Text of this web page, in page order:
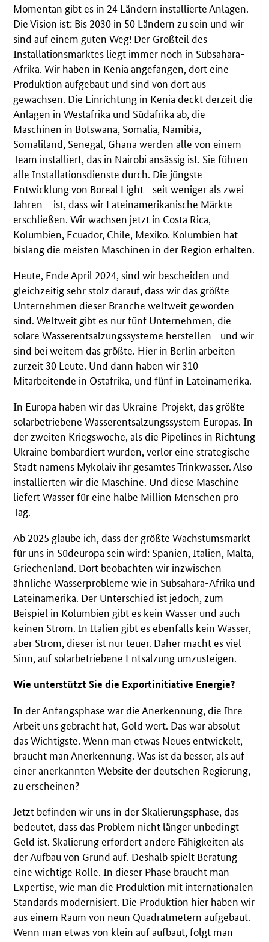
Momentan gibt es in 24 Ländern installierte Anlagen.
Die Vision ist: Bis 2030 in 50 Ländern zu sein und wir
sind auf einem guten Weg! Der Großteil des
Installationsmarktes liegt immer noch in Subsahara-
Afrika. Wir haben in Kenia angefangen, dort eine
Produktion aufgebaut und sind von dort aus
gewachsen. Die Einrichtung in Kenia deckt derzeit die
Anlagen in Westafrika und Südafrika ab, die
Maschinen in Botswana, Somalia, Namibia,
Somaliland, Senegal, Ghana werden alle von einem
Team installiert, das in Nairobi ansässig ist. Sie führen
alle Installationsdienste durch. Die jüngste
Entwicklung von Boreal Light - seit weniger als zwei
Jahren – ist, dass wir Lateinamerikanische Märkte
erschließen. Wir wachsen jetzt in Costa Rica,
Kolumbien, Ecuador, Chile, Mexiko. Kolumbien hat
bislang die meisten Maschinen in der Region erhalten.
Heute, Ende April 2024, sind wir bescheiden und
gleichzeitig sehr stolz darauf, dass wir das größte
Unternehmen dieser Branche weltweit geworden
sind. Weltweit gibt es nur fünf Unternehmen, die
solare Wasserentsalzungssysteme herstellen - und wir
sind bei weitem das größte. Hier in Berlin arbeiten
zurzeit 30 Leute. Und dann haben wir 310
Mitarbeitende in Ostafrika, und fünf in Lateinamerika.
In Europa haben wir das Ukraine-Projekt, das größte
solarbetriebene Wasserentsalzungssystem Europas. In
der zweiten Kriegswoche, als die Pipelines in Richtung
Ukraine bombardiert wurden, verlor eine strategische
Stadt namens Mykolaiv ihr gesamtes Trinkwasser. Also
installierten wir die Maschine. Und diese Maschine
liefert Wasser für eine halbe Million Menschen pro
Tag.
Ab 2025 glaube ich, dass der größte Wachstumsmarkt
für uns in Südeuropa sein wird: Spanien, Italien, Malta,
Griechenland. Dort beobachten wir inzwischen
ähnliche Wasserprobleme wie in Subsahara-Afrika und
Lateinamerika. Der Unterschied ist jedoch, zum
Beispiel in Kolumbien gibt es kein Wasser und auch
keinen Strom. In Italien gibt es ebenfalls kein Wasser,
aber Strom, dieser ist nur teuer. Daher macht es viel
Sinn, auf solarbetriebene Entsalzung umzusteigen.
Wie unterstützt Sie die Exportinitiative Energie?
In der Anfangsphase war die Anerkennung, die Ihre
Arbeit uns gebracht hat, Gold wert. Das war absolut
das Wichtigste. Wenn man etwas Neues entwickelt,
braucht man Anerkennung. Was ist da besser, als auf
einer anerkannten Website der deutschen Regierung,
zu erscheinen?
Jetzt befinden wir uns in der Skalierungsphase, das
bedeutet, dass das Problem nicht länger unbedingt
Geld ist. Skalierung erfordert andere Fähigkeiten als
der Aufbau von Grund auf. Deshalb spielt Beratung
eine wichtige Rolle. In dieser Phase braucht man
Expertise, wie man die Produktion mit internationalen
Standards modernisiert. Die Produktion hier haben wir
aus einem Raum von neun Quadratmetern aufgebaut.
Wenn man etwas von klein auf aufbaut, folgt man